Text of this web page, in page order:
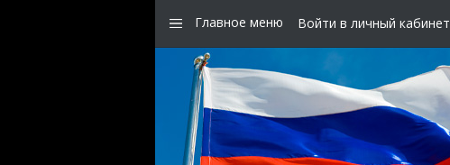
Главное меню Войти в личный кабинет